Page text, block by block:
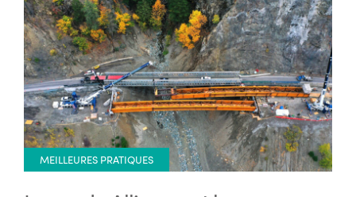
MEILLEURES PRATIQUES